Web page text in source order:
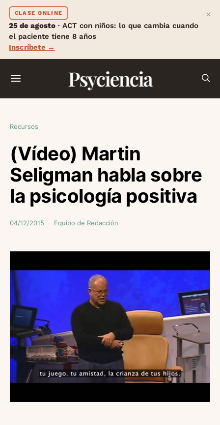
CLASE ONLINE
25 de agosto · ACT con niños: lo que cambia cuando
el paciente tiene 8 años
Inscríbete →
×
Psyciencia
Recursos
(Vídeo) Martin
Seligman habla sobre
la psicología positiva
04/12/2015 Equipo de Redacción